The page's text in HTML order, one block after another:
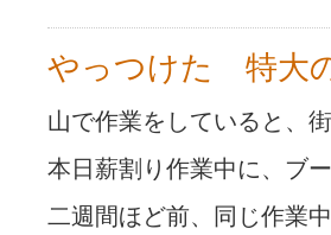
やっつけた 特大
山で作業をしていると、
本日薪割り作業中に、ブ
二週間ほど前、同じ作業